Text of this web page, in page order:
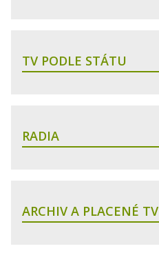
TV PODLE STÁTU
RADIA
ARCHIV A PLACENÉ TV